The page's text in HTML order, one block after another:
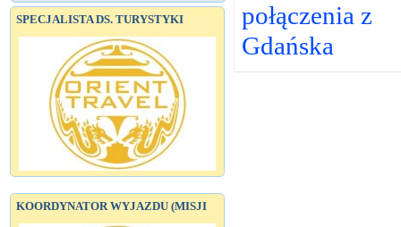
SPECJALISTA DS. TURYSTYKI
KOORDYNATOR WYJAZDU (MISJI
połączenia z
Gdańska